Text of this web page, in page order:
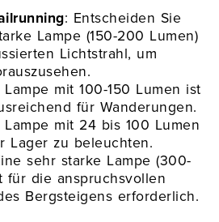
: Entscheiden Sie
Lampe (150-200 Lumen)
Lichtstrahl, um
Lampe mit 100-150 Lumen ist
für Wanderungen.
Lampe mit 24 bis 100 Lumen
Lager zu beleuchten.
sehr starke Lampe (300-
für die anspruchsvollen
Bergsteigens erforderlich.